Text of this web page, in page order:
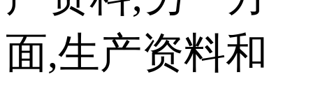
面,生产资料和